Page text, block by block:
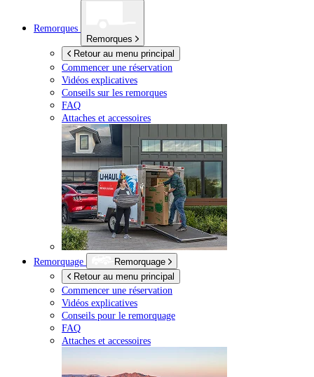
Remorques
Remorques
Retour au menu principal
Commencer une réservation
Vidéos explicatives
Conseils sur les remorques
FAQ
Attaches et accessoires
Remorquage
Remorquage
Retour au menu principal
Commencer une réservation
Vidéos explicatives
Conseils pour le remorquage
FAQ
Attaches et accessoires